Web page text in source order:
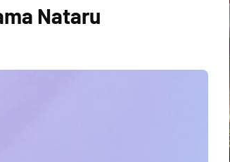
Nataru